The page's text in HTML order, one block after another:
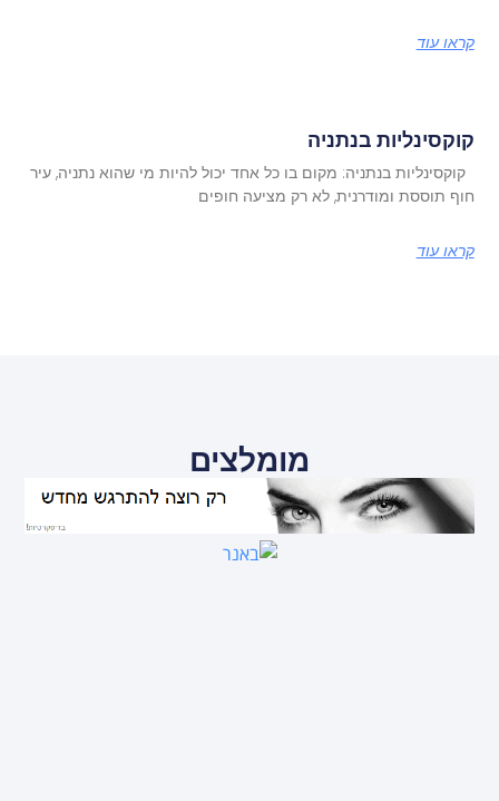
קראו עוד
קוקסינליות בנתניה
קוקסינליות בנתניה: מקום בו כל אחד יכול להיות מי שהוא נתניה, עיר
חוף תוססת ומודרנית, לא רק מציעה חופים
קראו עוד
מומלצים